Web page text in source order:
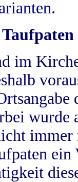
im
wurde